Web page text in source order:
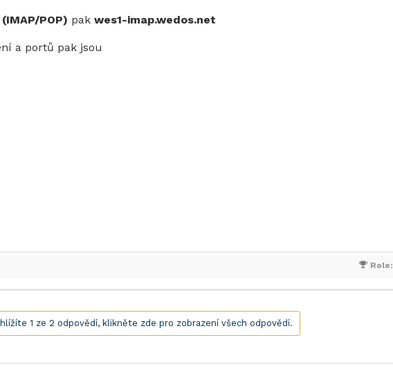
POP) pak wes1-imap.wedos.net
a portů pak jsou
Role:
1 ze 2 odpovědí, klikněte zde pro zobrazení všech odpovědí.